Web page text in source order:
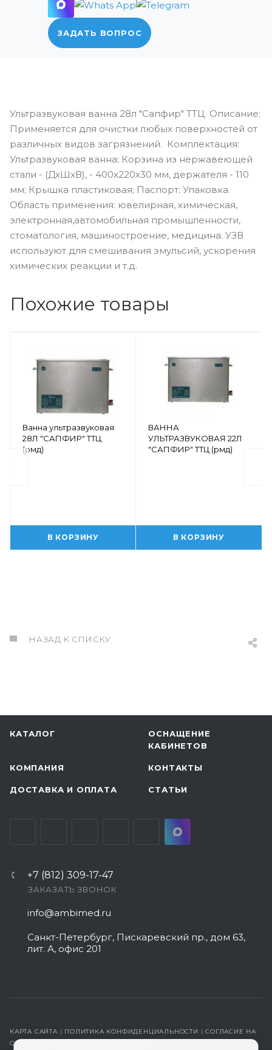
ЗАДАТЬ ВОПРОС
Ультразвуковая ванна 28л "Сапфир" ТТЦ Описание:
Применяется для очистки любых поверхностей от
различных видов загрязнений. Комплектация:
Ультразвуковая ванна; Корзина из нержавеющей
стали - (ДхШхВ), - 400х220х30 мм, держателя - 110
мм; Крышка пластиковая; Паспорт; Упаковка.
Область применения: ювелирная, химическая,
электронная,автомобильная промышленности,
стоматология, машиностроение, медицина. УЗВ
используют для смешивания эмульсий, ускорения
химических реакции и т.д.
Похожие товары
Ванна ультразвуковая
28Л "САПФИР" ТТЦ
(рмд)
В КОРЗИНУ
ВАННА
УЛЬТРАЗВУКОВАЯ 22Л
"САПФИР" ТТЦ (рмд)
В КОРЗИНУ
НАЗАД К СПИСКУ
КАТАЛОГ
ОСНАЩЕНИЕ
КАБИНЕТОВ
КОМПАНИЯ КОНТАКТЫ
ДОСТАВКА И ОПЛАТА СТАТЬИ
+7 (812) 309-17-47
ЗАКАЗАТЬ ЗВОНОК
info@ambimed.ru
Санкт-Петербург, Пискаревский пр., дом 63,
лит. А, офис 201
КАРТА САЙТА | ПОЛИТИКА КОНФИДЕНЦИАЛЬНОСТИ |СОГЛАСИЕ НА
ОБРАБОТКУ ПЕРСОНАЛЬНЫХ ДАННЫХ